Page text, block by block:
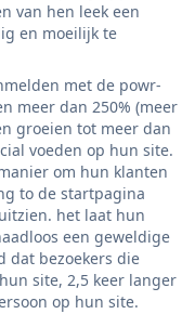
van hen leek een
en moeilijk te
met de powr-
meer dan 250% (meer
groeien tot meer dan
voeden op hun site.
om hun klanten
to de startpagina
het laat hun
een geweldige
dat bezoekers die
site, 2,5 keer langer
op hun site.